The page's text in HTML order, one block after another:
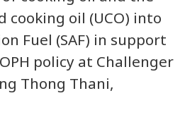
cooking oil (UCO) into
Fuel (SAF) in support
policy at Challenger
Thong Thani,